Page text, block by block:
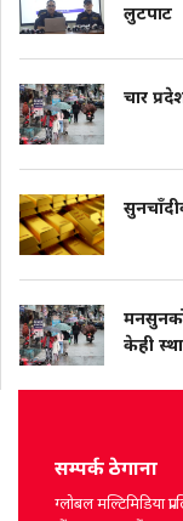
लुटपाट
चार
केही
सम्पर्क ठेगाना
ग्लोबल मल्टिमिडिया